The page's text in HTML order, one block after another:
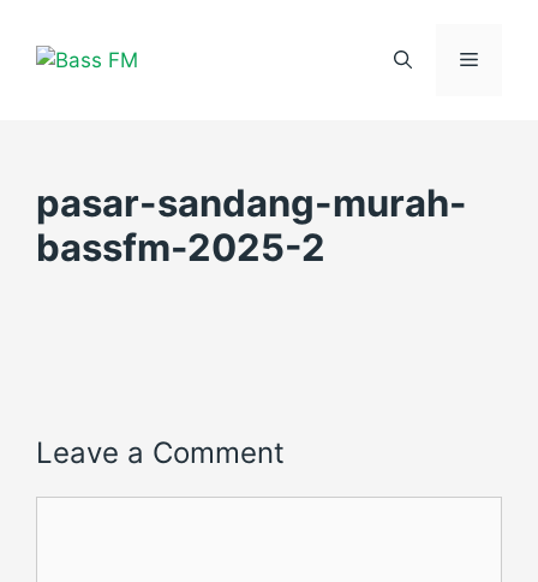
content
Menu
pasar-sandang-murah-
bassfm-2025-2
Leave a Comment